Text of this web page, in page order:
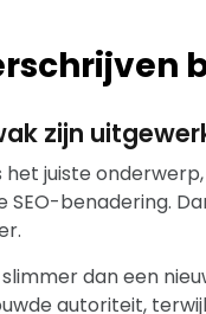
zijn
het juiste
benadering.
dan een
autoriteit,